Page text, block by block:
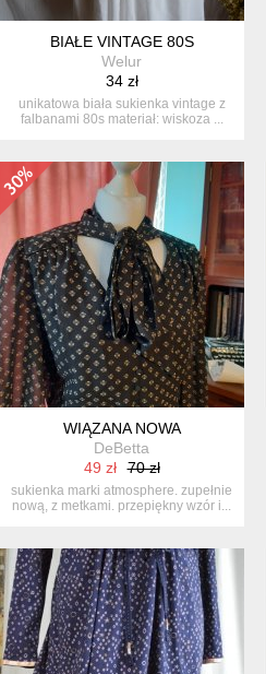
BIAŁE VINTAGE 80S
Welur
34 zł
unikatowa biała sukienka vintage z
falbanami 80s materiał: wiskoza ...
WIĄZANA NOWA
DeBetta
49 zł
70 zł
sukienka marki atmosphere. zupełnie
nową, z metkami. przepiękny wzór i...